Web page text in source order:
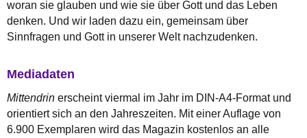
woran sie glauben und wie sie über Gott und das Leben
denken. Und wir laden dazu ein, gemeinsam über
Sinnfragen und Gott in unserer Welt nachzudenken.
Mediadaten
Mittendrin erscheint viermal im Jahr im DIN‑A4‑Format und
orientiert sich an den Jahreszeiten. Mit einer Auflage von
6.900 Exemplaren wird das Magazin kostenlos an alle